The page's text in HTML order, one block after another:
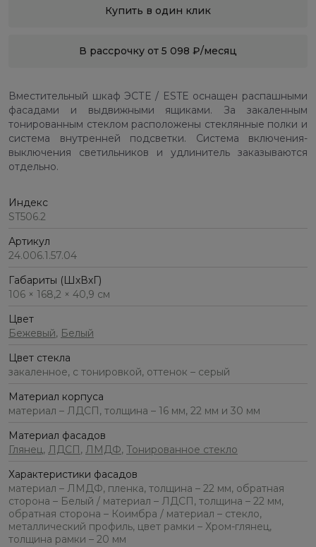
Купить в один клик
В рассрочку от 5 098 ₽/месяц
Вместительный шкаф ЭСТЕ / ESTE оснащен распашными
фасадами и выдвижными ящиками. За закаленным
тонированным стеклом расположены стеклянные полки и
система внутренней подсветки. Система включения-
выключения светильников и удлинитель заказываются
отдельно.
Индекс
ST506.2
Артикул
24.006.1.57.04
Габариты (ШхВхГ)
106 × 168,2 × 40,9 см
Цвет
Бежевый, Белый
Цвет стекла
закаленное, с тонировкой, оттенок – серый
Материал корпуса
материал – ЛДСП, толщина – 16 мм, 22 мм и 30 мм
Материал фасадов
Глянец, ЛДСП , ЛМДФ, Тонированное стекло
Характеристики фасадов
материал – ЛМДФ, пленка, толщина – 22 мм, обратная
сторона – Белый / материал – ЛДСП, толщина – 22 мм,
обратная сторона – Коимбра / материал – стекло,
металлический профиль, цвет рамки – Хром-глянец,
толщина рамки – 20 мм